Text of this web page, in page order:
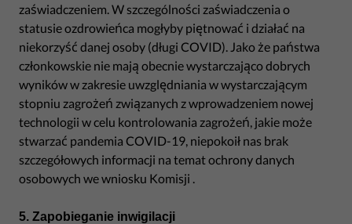
zaświadczeniem. W szczególności zaświadczenia o
statusie ozdrowieńca mogłyby piętnować i działać na
niekorzyść danej osoby (długi COVID). Jako że państwa
członkowskie nie mają obecnie wystarczająco dobrych
wyników w zakresie uwzględniania w wystarczającym
stopniu zagrożeń związanych z wprowadzeniem nowej
technologii w celu kontrolowania zagrożeń, jakie może
stwarzać pandemia COVID-19, niepokoił nas brak
szczegółowych informacji na temat ochrony danych
osobowych we wniosku Komisji .
5. Zapobieganie inwigilacji